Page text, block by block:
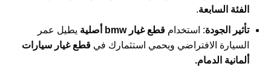
الفئة السابعة.
تأثير الجودة: استخدام قطع غيار bmw أصلية
يطيل عمر
السيارة الافتراضي ويحمي استثمارك في قطع غيار سيارات
ألمانية الدمام.